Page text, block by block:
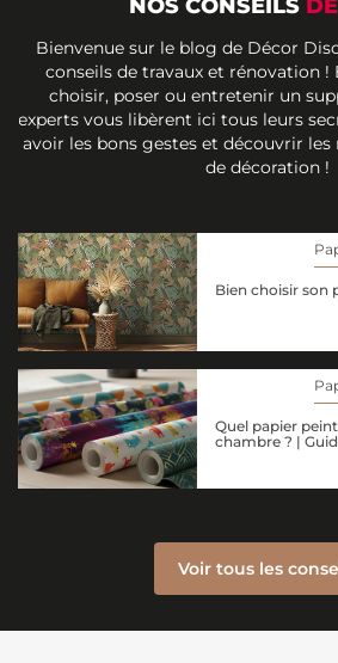
NOS CONSEILS
Bienvenue sur le blog de Décor
conseils de travaux et rénovation !
choisir, poser ou entretenir un
experts vous libèrent ici tous leurs
avoir les bons gestes et découvrir
de décoration !
Bien choisir son
Quel papier
chambre ? |
Voir tous les